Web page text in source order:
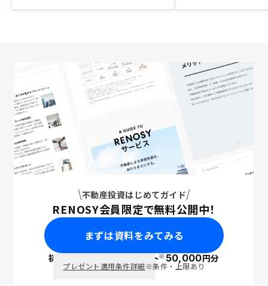
不動産投資はじめてガイド
RENOSY会員限定で無料公開中！
まずは資料をみてみる
初回面談で ポイント※50,000円分
プレゼント適用条件詳細※条件・上限あり